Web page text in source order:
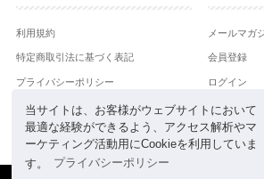
当サイトは、お客様がウェブサイトにおいて
最適な経験ができるよう、アクセス解析やマ
ーケティング活動用にCookieを利用していま
す。
プライバシーポリシー
利用規約
特定商取引法に基づく表記
プライバシーポリシー
運営会社
お問合せ
メールマガ
会員登録
ログイン